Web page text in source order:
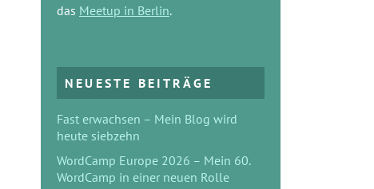
das Meetup in Berlin.
NEUESTE BEITRÄGE
Fast erwachsen – Mein Blog wird
heute siebzehn
WordCamp Europe 2026 – Mein 60.
WordCamp in einer neuen Rolle